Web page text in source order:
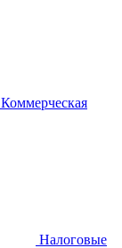
Коммерческая
Налоговые